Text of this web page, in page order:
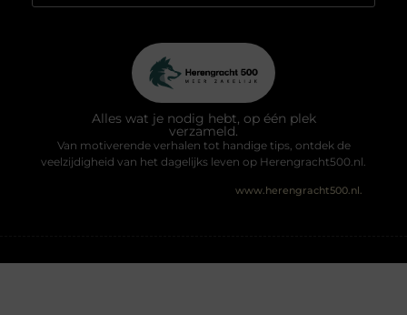
Alles wat je nodig hebt, op één plek
verzameld.
Van motiverende verhalen tot handige tips, ontdek de
veelzijdigheid van het dagelijks leven op Herengracht500.nl.
www.herengracht500.nl.